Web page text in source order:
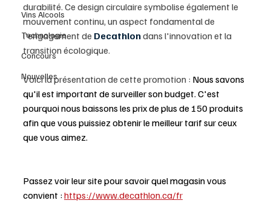
Vins Alcools
Technologie
Concours
Nouvelles
durabilité. Ce design circulaire symbolise également le
mouvement continu, un aspect fondamental de
l'engagement de Decathlon dans l'innovation et la
transition écologique.
Voici la présentation de cette promotion : Nous savons
qu'il est important de surveiller son budget. C'est
pourquoi nous baissons les prix de plus de 150 produits
afin que vous puissiez obtenir le meilleur tarif sur ceux
que vous aimez.
Passez voir leur site pour savoir quel magasin vous
convient : https://www.decathlon.ca/fr